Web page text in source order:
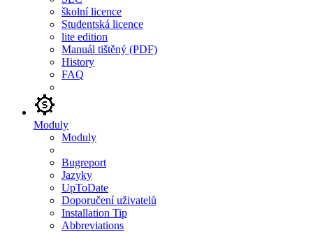
školní licence
Studentská licence
lite edition
Manuál tištěný (PDF)
History
FAQ
Moduly
Moduly
Bugreport
Jazyky
UpToDate
Doporučení uživatelů
Installation Tip
Abbreviations